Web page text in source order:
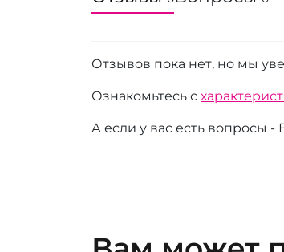
Отзывов пока нет, но мы
Ознакомьтесь с
А если у вас есть вопросы